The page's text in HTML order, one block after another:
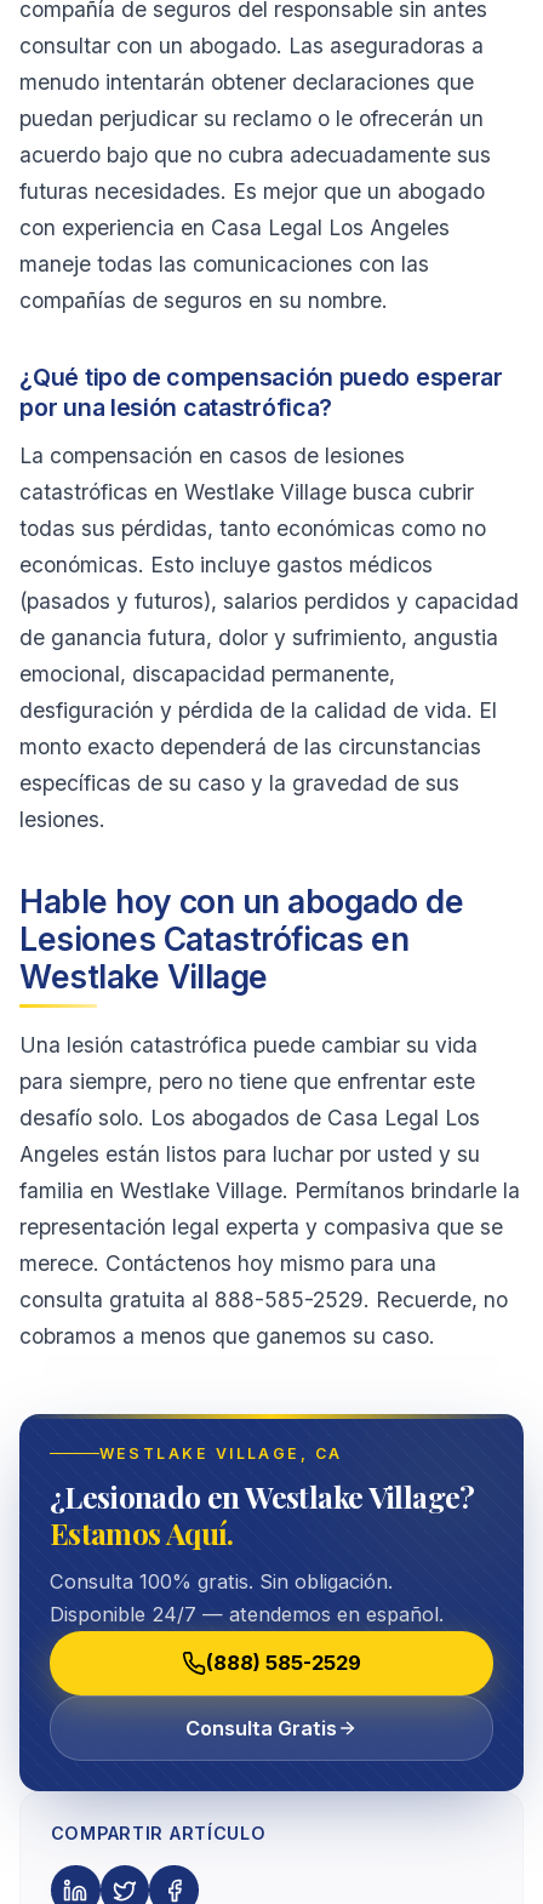
compañía de seguros del responsable sin antes
consultar con un abogado. Las aseguradoras a
menudo intentarán obtener declaraciones que
puedan perjudicar su reclamo o le ofrecerán un
acuerdo bajo que no cubra adecuadamente sus
futuras necesidades. Es mejor que un abogado
con experiencia en Casa Legal Los Angeles
maneje todas las comunicaciones con las
compañías de seguros en su nombre.
¿Qué tipo de compensación puedo esperar
por una lesión catastrófica?
La compensación en casos de lesiones
catastróficas en Westlake Village busca cubrir
todas sus pérdidas, tanto económicas como no
económicas. Esto incluye gastos médicos
(pasados y futuros), salarios perdidos y capacidad
de ganancia futura, dolor y sufrimiento, angustia
emocional, discapacidad permanente,
desfiguración y pérdida de la calidad de vida. El
monto exacto dependerá de las circunstancias
específicas de su caso y la gravedad de sus
lesiones.
Hable hoy con un abogado de
Lesiones Catastróficas en
Westlake Village
Una lesión catastrófica puede cambiar su vida
para siempre, pero no tiene que enfrentar este
desafío solo. Los abogados de Casa Legal Los
Angeles están listos para luchar por usted y su
familia en Westlake Village. Permítanos brindarle la
representación legal experta y compasiva que se
merece. Contáctenos hoy mismo para una
consulta gratuita al 888-585-2529. Recuerde, no
cobramos a menos que ganemos su caso.
WESTLAKE VILLAGE , CA
¿Lesionado en Westlake Village?
Estamos Aquí.
Consulta 100% gratis. Sin obligación.
Disponible 24/7 — atendemos en español.
(888) 585-2529
Consulta Gratis
COMPARTIR ARTÍCULO